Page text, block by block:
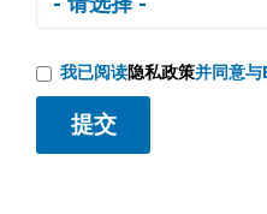
我已阅读隐私政策并同意与